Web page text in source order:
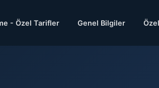
- Özel Tarifler Genel Bilgiler